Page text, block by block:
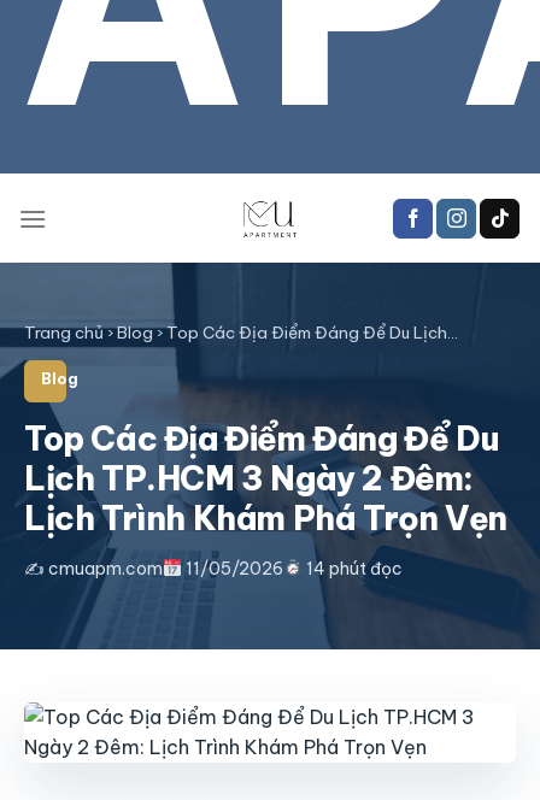
Trang chủ›Blog›Top Các Địa Điểm Đáng Để Du Lịch…
Blog
Top Các Địa Điểm Đáng Để Du
Lịch TP.HCM 3 Ngày 2 Đêm:
Lịch Trình Khám Phá Trọn Vẹn
✍️ cmuapm.com 11/05/2026 14 phút đọc